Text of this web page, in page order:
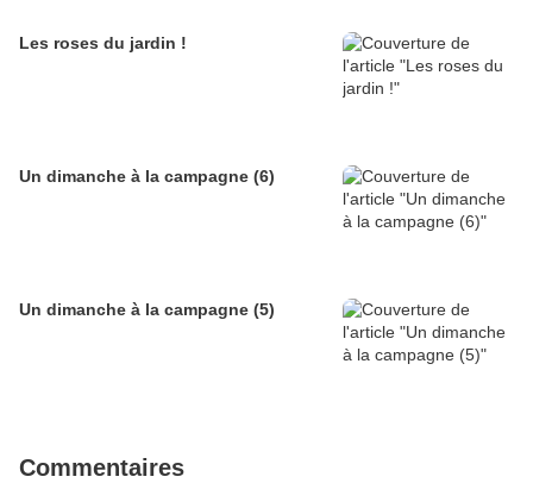
Les roses du jardin !
Un dimanche à la campagne (6)
Un dimanche à la campagne (5)
Commentaires